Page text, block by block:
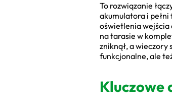
To rozwiązanie
akumulatora i
oświetlenia wejścia
na tarasie w
zniknął, a
funkcjonalne, ale
Kluczowe